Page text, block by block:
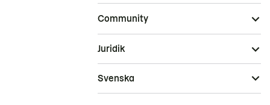
Community
Juridik
Svenska